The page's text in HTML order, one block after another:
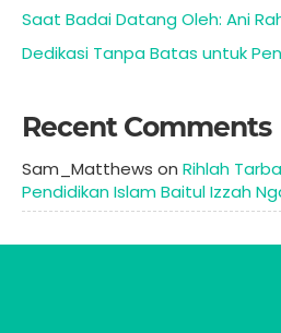
Saat Badai Datang Oleh: Ani
Dedikasi Tanpa Batas untuk
Recent Comments
Sam_Matthews on Rihlah
Pendidikan Islam Baitul Izzah